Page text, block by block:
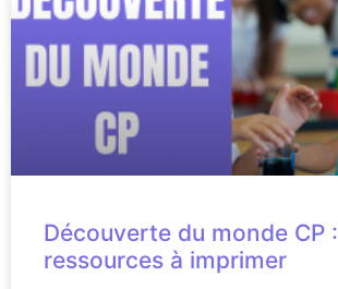
Découverte du monde CP :
ressources à imprimer